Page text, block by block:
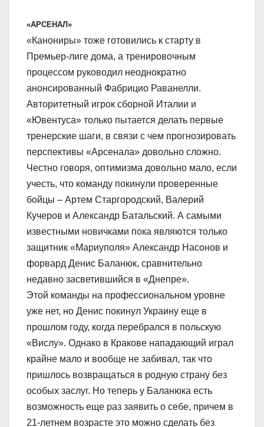
«АРСЕНАЛ»
«Канониры» тоже готовились к старту в
Премьер-лиге дома, а тренировочным
процессом руководил неоднократно
анонсированный Фабрицио Раванелли.
Авторитетный игрок сборной Италии и
«Ювентуса» только пытается делать первые
тренерские шаги, в связи с чем прогнозировать
перспективы «Арсенала» довольно сложно.
Честно говоря, оптимизма довольно мало, если
учесть, что команду покинули проверенные
бойцы – Артем Старгородский, Валерий
Кучеров и Александр Батальский. А самыми
известными новичками пока являются только
защитник «Мариуполя» Александр Насонов и
форвард Денис Баланюк, сравнительно
недавно засветившийся в «Днепре».
Этой команды на профессиональном уровне
уже нет, но Денис покинул Украину еще в
прошлом году, когда перебрался в польскую
«Вислу». Однако в Кракове нападающий играл
крайне мало и вообще не забивал, так что
пришлось возвращаться в родную страну без
особых заслуг. Но теперь у Баланюка есть
возможность еще раз заявить о себе, причем в
21-летнем возрасте это можно сделать без